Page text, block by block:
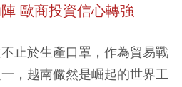
歐商投資信心轉強
止於生產口罩，作為貿易戰
，越南儼然是崛起的世界工